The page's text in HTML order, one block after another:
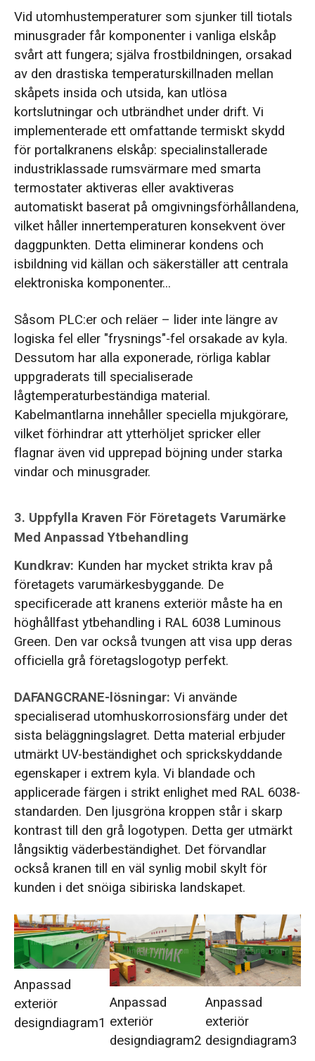
Vid utomhustemperaturer som sjunker till tiotals
minusgrader får komponenter i vanliga elskåp
svårt att fungera; själva frostbildningen, orsakad
av den drastiska temperaturskillnaden mellan
skåpets insida och utsida, kan utlösa
kortslutningar och utbrändhet under drift. Vi
implementerade ett omfattande termiskt skydd
för portalkranens elskåp: specialinstallerade
industriklassade rumsvärmare med smarta
termostater aktiveras eller avaktiveras
automatiskt baserat på omgivningsförhållandena,
vilket håller innertemperaturen konsekvent över
daggpunkten. Detta eliminerar kondens och
isbildning vid källan och säkerställer att centrala
elektroniska komponenter...
Såsom PLC:er och reläer – lider inte längre av
logiska fel eller "frysnings"-fel orsakade av kyla.
Dessutom har alla exponerade, rörliga kablar
uppgraderats till specialiserade
lågtemperaturbeständiga material.
Kabelmantlarna innehåller speciella mjukgörare,
vilket förhindrar att ytterhöljet spricker eller
flagnar även vid upprepad böjning under starka
vindar och minusgrader.
3. Uppfylla Kraven För Företagets Varumärke
Med Anpassad Ytbehandling
Kundkrav: Kunden har mycket strikta krav på
företagets varumärkesbyggande. De
specificerade att kranens exteriör måste ha en
höghållfast ytbehandling i RAL 6038 Luminous
Green. Den var också tvungen att visa upp deras
officiella grå företagslogotyp perfekt.
DAFANGCRANE-lösningar: Vi använde
specialiserad utomhuskorrosionsfärg under det
sista beläggningslagret. Detta material erbjuder
utmärkt UV-beständighet och sprickskyddande
egenskaper i extrem kyla. Vi blandade och
applicerade färgen i strikt enlighet med RAL 6038-
standarden. Den ljusgröna kroppen står i skarp
kontrast till den grå logotypen. Detta ger utmärkt
långsiktig väderbeständighet. Det förvandlar
också kranen till en väl synlig mobil skylt för
kunden i det snöiga sibiriska landskapet.
Anpassad
exteriör
designdiagram1
Anpassad
exteriör
designdiagram2
Anpassad
exteriör
designdiagram3